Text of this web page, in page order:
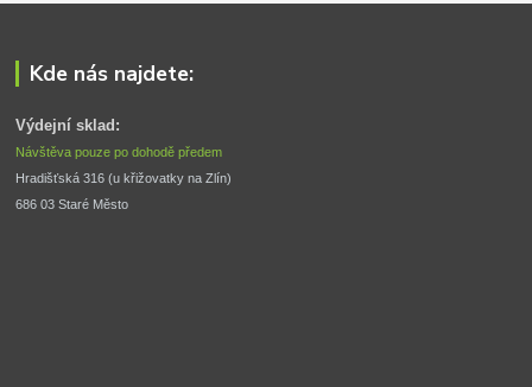
Kde nás najdete:
Výdejní sklad:
Návštěva pouze po dohodě předem
Hradišťská 316 (u křižovatky na Zlín)
686 03 Staré Město